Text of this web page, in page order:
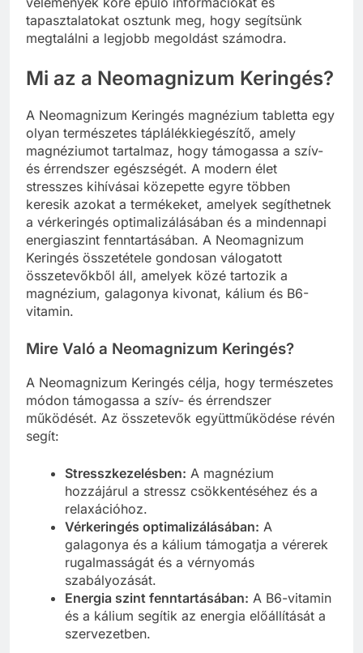
tapasztalatokat osztunk meg, hogy segítsünk
megtalálni a legjobb megoldást számodra.
Mi az a Neomagnizum Keringés?
A Neomagnizum Keringés magnézium tabletta egy
olyan természetes táplálékkiegészítő, amely
magnéziumot tartalmaz, hogy támogassa a szív-
és érrendszer egészségét. A modern élet
stresszes kihívásai közepette egyre többen
keresik azokat a termékeket, amelyek segíthetnek
a vérkeringés optimalizálásában és a mindennapi
energiaszint fenntartásában. A Neomagnizum
Keringés összetétele gondosan válogatott
összetevőkből áll, amelyek közé tartozik a
magnézium, galagonya kivonat, kálium és B6-
vitamin.
Mire Való a Neomagnizum Keringés?
A Neomagnizum Keringés célja, hogy természetes
módon támogassa a szív- és érrendszer
működését. Az összetevők együttműködése révén
segít:
Stresszkezelésben: A magnézium
hozzájárul a stressz csökkentéséhez és a
relaxációhoz.
Vérkeringés optimalizálásában: A
galagonya és a kálium támogatja a vérerek
rugalmasságát és a vérnyomás
szabályozását.
Energia szint fenntartásában: A B6-vitamin
és a kálium segítik az energia előállítását a
szervezetben.